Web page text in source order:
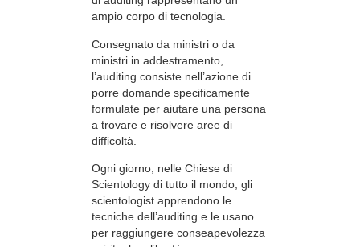
ampio corpo di tecnologia.
Consegnato da ministri o da
ministri in addestramento,
l’auditing consiste nell’azione di
porre domande specificamente
formulate per aiutare una persona
a trovare e risolvere aree di
difficoltà.
Ogni giorno, nelle Chiese di
Scientology di tutto il mondo, gli
scientologist apprendono le
tecniche dell’auditing e le usano
per raggiungere conseapevolezza